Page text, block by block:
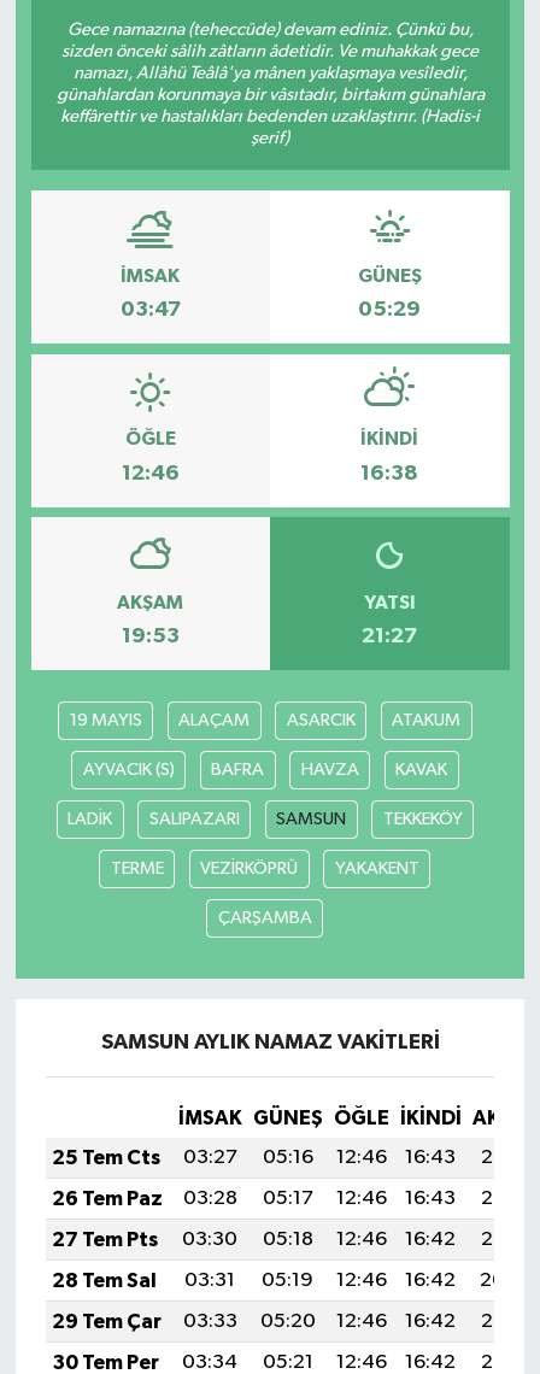
Gece namazına (teheccüde) devam ediniz. Çünkü bu,
sizden önceki sâlih zâtların âdetidir. Ve muhakkak gece
namazı, Allâhü Teâlâ'ya mânen yaklaşmaya vesîledir,
günahlardan korunmaya bir vâsıtadır, birtakım günahlara
keffârettir ve hastalıkları bedenden uzaklaştırır. (Hadis-i
şerif)
İMSAK
03:47
GÜNEŞ
05:29
ÖĞLE
12:46
İKINDI
16:38
AKŞAM
19:53
YATSI
21:27
19 MAYIS ALAÇAM ASARCIK ATAKUM
AYVACIK (S) BAFRA HAVZA KAVAK
LADİK SALIPAZARI SAMSUN TEKKEKÖY
TERME VEZİRKÖPRÜ YAKAKENT
ÇARŞAMBA
SAMSUN AYLIK NAMAZ VAKITLERI
İMSAK GÜNEŞ ÖĞLE İKINDI
25 Tem Cts
03:27 05:16 12:46 16:43
20:07
26 Tem Paz
03:28 05:17 12:46 16:43
20:06
27 Tem Pts
03:30 05:18 12:46 16:42
20:05
28 Tem Sal
03:31 05:19 12:46 16:42
20:04
29 Tem Çar
03:33 05:20 12:46 16:42
20:03
30 Tem Per
03:34 05:21 12:46 16:42
20:02